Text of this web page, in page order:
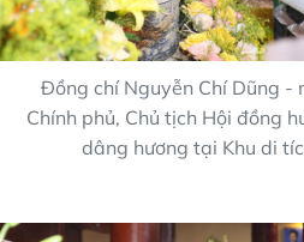
Đồng chí Nguyễn Chí Dũng -
Chính phủ, Chủ tịch Hội đồng
dâng hương tại Khu di